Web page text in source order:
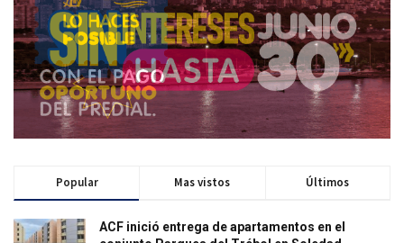
Popular Mas vistos Últimos
ACF inició entrega de apartamentos en el